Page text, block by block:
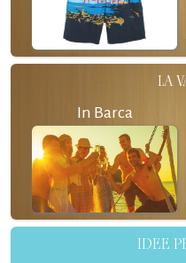
LA
In Barca
IDEE